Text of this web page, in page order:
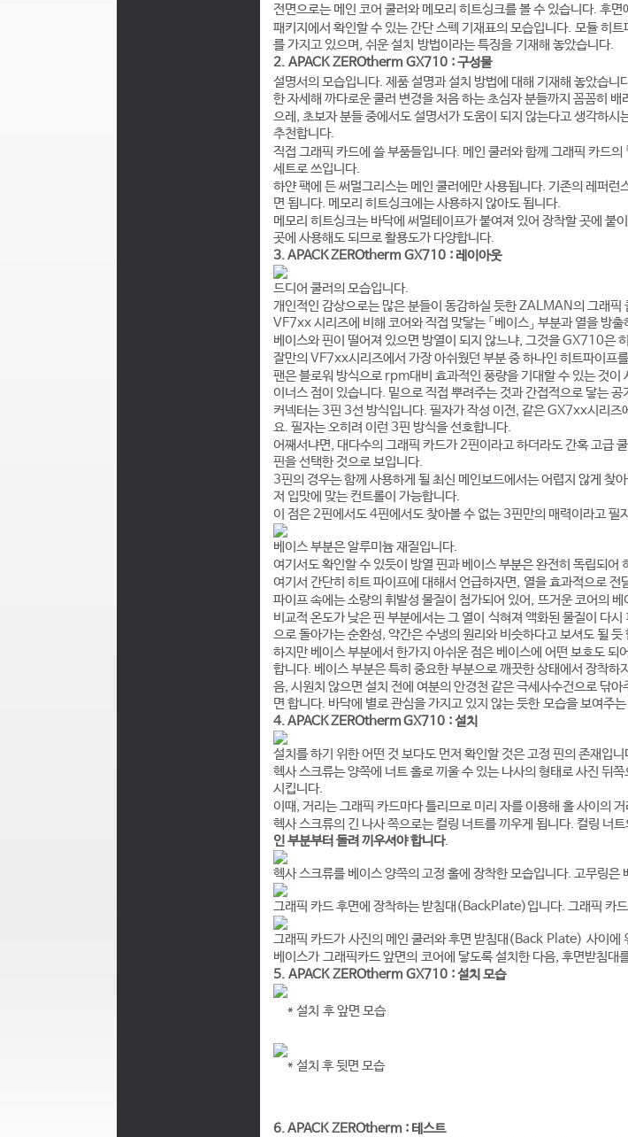
전면으로는 메인 코어 쿨러와 메모리 히트싱크를 볼 수 있습니다. 후
패키지에서 확인할 수 있는 간단 스펙 기재표의 모습입니다. 모듈 히
를 가지고 있으며, 쉬운 설치 방법이라는 특징을 기재해 놓았습니다.
2. APACK ZEROtherm GX710 : 구성물
설명서의 모습입니다. 제품 설명과 설치 방법에 대해 기재해 놓았습
한 자세해 까다로운 쿨러 변경을 처음 하는 초심자 분들까지 꼼꼼히 배
으레, 초보자 분들 중에서도 설명서가 도움이 되지 않는다고 생각하
추천합니다.
직접 그래픽 카드에 쓸 부품들입니다. 메인 쿨러와 함께 그래픽 카드
세트로 쓰입니다.
하얀 팩에 든 써멀그리스는 메인 쿨러에만 사용됩니다. 기존의 레퍼
면 됩니다. 메모리 히트싱크에는 사용하지 않아도 됩니다.
메모리 히트싱크는 바닥에 써멀테이프가 붙여져 있어 장착할 곳에
곳에 사용해도 되므로 활용도가 다양합니다.
3. APACK ZEROtherm GX710 : 레이아웃
드디어 쿨러의 모습입니다.
개인적인 감상으로는 많은 분들이 동감하실 듯한 ZALMAN의 그래
VF7xx 시리즈에 비해 코어와 직접 맞닿는 「베이스」 부분과 열을 방출
베이스와 핀이 떨어져 있으면 방열이 되지 않느냐, 그것을 GX710은
잘만의 VF7xx시리즈에서 가장 아쉬웠던 부분 중 하나인 히트파이프
팬은 블로워 방식으로 rpm대비 효과적인 풍량을 기대할 수 있는 것
이너스 점이 있습니다. 밑으로 직접 뿌려주는 것과 간접적으로 닿는
커넥터는 3핀 3선 방식입니다. 필자가 작성 이전, 같은 GX7xx시리즈
요. 필자는 오히려 이런 3핀 방식을 선호합니다.
어째서냐면, 대다수의 그래픽 카드가 2핀이라고 하더라도 간혹 고급
핀을 선택한 것으로 보입니다.
3핀의 경우는 함께 사용하게 될 최신 메인보드에서는 어렵지 않게 찾
저 입맛에 맞는 컨트롤이 가능합니다.
이 점은 2핀에서도 4핀에서도 찾아볼 수 없는 3핀만의 매력이라고 필
베이스 부분은 알루미늄 재질입니다.
여기서도 확인할 수 있듯이 방열 핀과 베이스 부분은 완전히 독립되어
여기서 간단히 히트 파이프에 대해서 언급하자면, 열을 효과적으로 전
파이프 속에는 소량의 휘발성 물질이 첨가되어 있어, 뜨거운 코어의
비교적 온도가 낮은 핀 부분에서는 그 열이 식혀져 액화된 물질이 다
으로 돌아가는 순환성, 약간은 수냉의 원리와 비슷하다고 보셔도 될 듯
하지만 베이스 부분에서 한가지 아쉬운 점은 베이스에 어떤 보호도
합니다. 베이스 부분은 특히 중요한 부분으로 깨끗한 상태에서 장착
음, 시원치 않으면 설치 전에 여분의 안경천 같은 극세사수건으로 닦
면 합니다. 바닥에 별로 관심을 가지고 있지 않는 듯한 모습을 보여주
4. APACK ZEROtherm GX710 : 설치
설치를 하기 위한 어떤 것 보다도 먼저 확인할 것은 고정 핀의 존재입
헥사 스크류는 양쪽에 너트 홀로 끼울 수 있는 나사의 형태로 사진 뒤
시킵니다.
이때, 거리는 그래픽 카드마다 틀리므로 미리 자를 이용해 홀 사이의
헥사 스크류의 긴 나사 쪽으로는 컬링 너트를 끼우게 됩니다. 컬링 너
인 부분부터 돌려 끼우셔야 합니다.
헥사 스크류를 베이스 양쪽의 고정 홀에 장착한 모습입니다. 고무링
그래픽 카드 후면에 장착하는 받침대(BackPlate)입니다. 그래픽 카
그래픽 카드가 사진의 메인 쿨러와 후면 받침대(Back Plate) 사이에
베이스가 그래픽카드 앞면의 코어에 닿도록 설치한 다음, 후면받침대
5. APACK ZEROtherm GX710 : 설치 모습
* 설치 후 앞면 모습
* 설치 후 뒷면 모습
6. APACK ZEROtherm : 테스트